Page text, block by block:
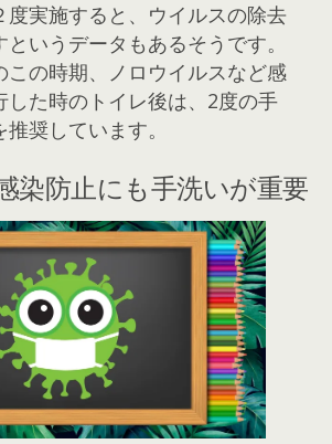
度実施すると、ウイルスの除去
いうデータもあるそうです。
この時期、ノロウイルスなど感
した時のトイレ後は、2度の手
奨しています。
染防止にも手洗いが重要